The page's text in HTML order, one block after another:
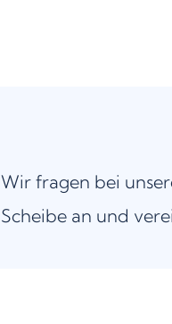
Wir fragen bei
Scheibe an und